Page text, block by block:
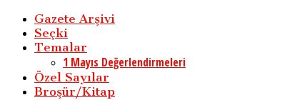
Gazete Arşivi
Seçki
Temalar
1 Mayıs Değerlendirmeleri
Özel Sayılar
Broşür/Kitap